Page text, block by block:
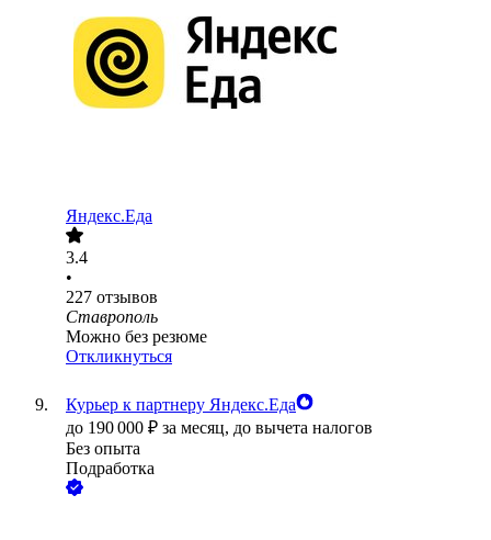
Яндекс.Еда
3.4
•
227 отзывов
Ставрополь
Можно без резюме
Откликнуться
Курьер к партнеру Яндекс.Еда
до 190 000 ₽ за месяц, до вычета налогов
Без опыта
Подработка